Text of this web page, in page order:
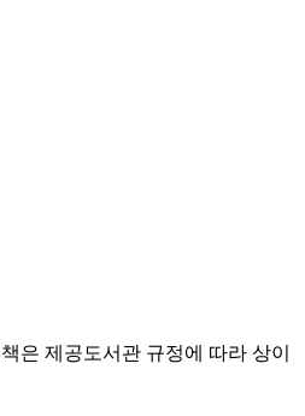
은 제공도서관 규정에 따라 상이